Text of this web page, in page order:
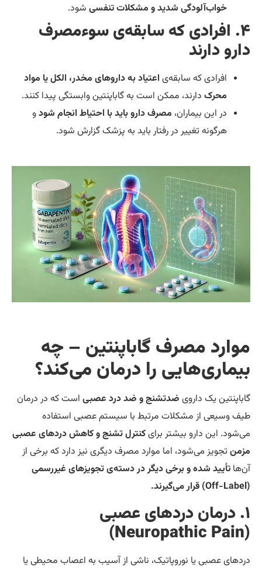
خواب‌آلودگی شدید و مشکلات تنفسیشود.
۴. افرادی که سابقه‌ی سوءمصرف
دارند
افرادی که سابقه‌یاعتیاد به داروهای مخدر، الکل یا مواد
محرکدارند، ممکن است به گاباپنتین وابستگی پیدا کنند.
در این بیماران،مصرف دارو باید با احتیاط انجام شود و
هرگونه تغییر در رفتار باید به پزشک گزارش شود.
مصرف گاباپنتین – چه
را درمان می‌کند؟
یک دارویضدتشنج و ضد درد عصبیاست که در درمان
وسیعی از مشکلات مرتبط با سیستم عصبی استفاده
این دارو بیشتر برای کنترل تشنج و کاهش دردهای عصبی
تجویز می‌شود، اما موارد مصرف دیگری نیز دارد که برخی از
تأیید شده و برخی دیگر در دسته‌ی تجویزهای غیررسمی
۱. درمان دردهای عصبی
عصبی یا نوروپاتیک، ناشی از آسیب به اعصاب محیطی یا